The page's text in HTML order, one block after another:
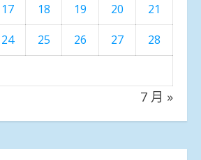
17 18 19 20
21
24 25 26 27
28
7 月 »